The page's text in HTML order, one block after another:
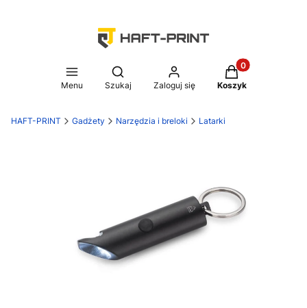
Menu
Otwórz wyszukiwarkę
Szukaj Zaloguj się
Produkty w
Koszyk
HAFT-PRINT Gadżety Narzędzia i breloki Latarki